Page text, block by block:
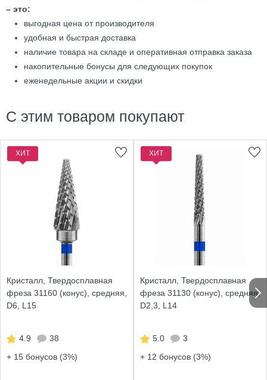
– это:
выгодная цена от производителя
удобная и быстрая доставка
наличие товара на складе и оперативная отправка заказа
накопительные бонусы для следующих покупок
еженедельные акции и скидки
С этим товаром покупают
ХИТ
Кристалл, Твердосплавная
фреза 31160 (конус), средняя,
D6, L15
4.9
38
+ 15 бонусов (3%)
ХИТ
Кристалл, Твердосплавная
фреза 31130 (конус), средняя,
D2,3, L14
5.0
3
+ 12 бонусов (3%)